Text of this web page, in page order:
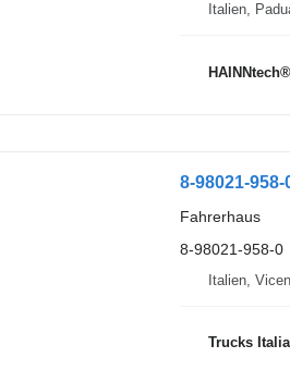
Italien,
HAINNtech®
8-98021-
Fahrerhaus
8-98021-958-0
Italien,
Trucks